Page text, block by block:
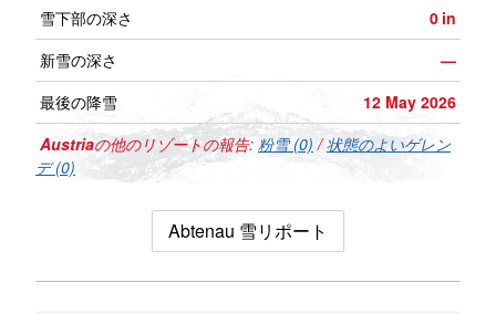
雪下部の深さ
0 in
新雪の深さ
—
最後の降雪
12 May 2026
Austriaの他のリゾートの報告: 粉雪 (0) /状態のよいゲレン
デ (0)
Abtenau 雪リポート